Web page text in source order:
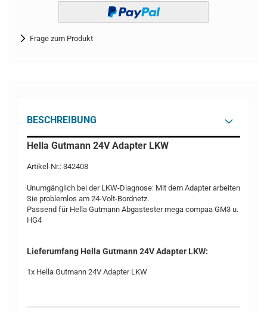
Frage zum Produkt
BESCHREIBUNG
Hella Gutmann 24V Adapter LKW
Artikel-Nr.: 342408
Unumgänglich bei der LKW-Diagnose: Mit dem Adapter arbeiten
Sie problemlos am 24-Volt-Bordnetz.
Passend für Hella Gutmann Abgastester mega compaa GM3 u.
HG4
Lieferumfang Hella Gutmann 24V Adapter LKW:
1x Hella Gutmann 24V Adapter LKW